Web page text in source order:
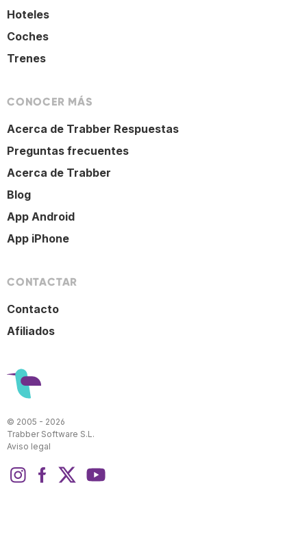
Hoteles
Coches
Trenes
CONOCER MÁS
Acerca de Trabber Respuestas
Preguntas frecuentes
Acerca de Trabber
Blog
App Android
App iPhone
CONTACTAR
Contacto
Afiliados
© 2005 - 2026
Trabber Software S.L.
Aviso legal